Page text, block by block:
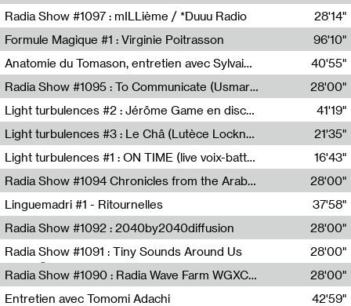
Sophie Auger-Grappin
Radia Show #1097 : mILLième / *Duuu Radio
28'14"
Formule Magique #1 : Virginie Poitrasson
Nathalie Lacroix,Virginie Poitrasson
96'10"
Anatomie du Tomason, entretien avec Sylvain Cardonnel
Loraine Baud,Sylvain Cardonnel
40'55"
Radia Show #1095 : To Communicate (Usmaradio)
Usmaradio
28'00"
Light turbulences #2 : Jérôme Game en discussion avec Thomas Corlin
41'19"
Light turbulences #3 : Le Châ (Lutèce Lockness)
Lutèce Lockness
21'35"
Light turbulences #1 : ON TIME (live voix-batterie) avec Jérôme Game & Jean-Michel Espitallier
Jérôme Game,Jean-Michel Espitallier
16'43"
Radia Show #1094 Chronicles from the Arab Cold War by Ghazi Barakat
Reboot.fm
28'00"
Linguemadri #1 - Ritournelles
Meris Angioletti
37'58"
Radia Show #1092 : 2040by2040diffusion
Diffusion FM
28'00"
Radia Show #1091 : Tiny Sounds Around Us
Radio Študent
28'00"
Radia Show #1090 : Radia Wave Farm WGXC Corey De Juan Sherrard Jr Startalk
Wave Farm
28'00"
Entretien avec Tomomi Adachi
42'59"